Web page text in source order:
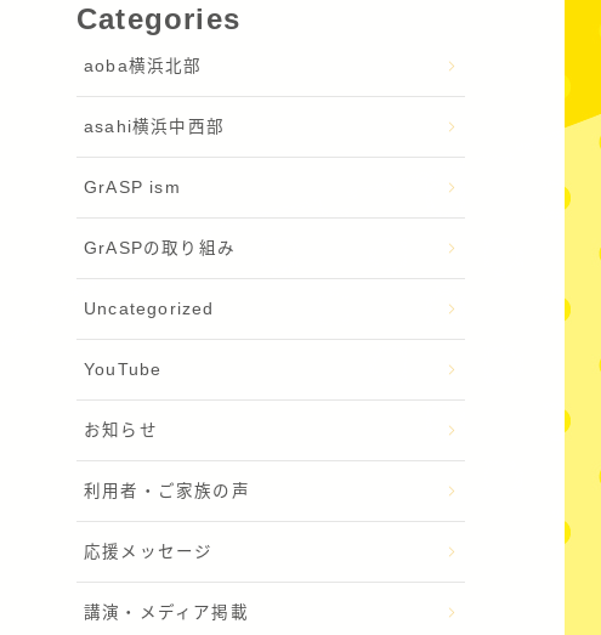
Categories
aoba横浜北部
asahi横浜中西部
GrASP ism
GrASPの取り組み
Uncategorized
YouTube
お知らせ
利用者・ご家族の声
応援メッセージ
講演・メディア掲載